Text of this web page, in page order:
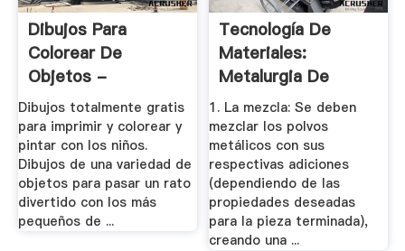
Dibujos Para
Colorear De
Objetos -
Conmishijos
Dibujos totalmente gratis
para imprimir y colorear y
pintar con los niños.
Dibujos de una variedad de
objetos para pasar un rato
divertido con los más
pequeños de ...
Tecnología De
Materiales:
Metalurgia De
Polvos
1. La mezcla: Se deben
mezclar los polvos
metálicos con sus
respectivas adiciones
(dependiendo de las
propiedades deseadas
para la pieza terminada),
creando una ...